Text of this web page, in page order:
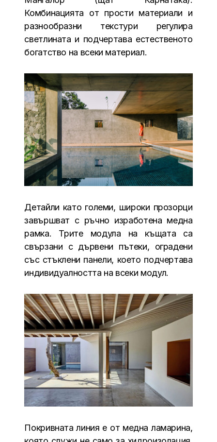
Комбинацията от прости материали и
разнообразни текстури регулира
светлината и подчертава естественото
богатство на всеки материал.
Детайли като големи, широки прозорци
завършват с ръчно изработена медна
рамка. Трите модула на къщата са
свързани с дървени пътеки, оградени
със стъклени панели, което подчертава
индивидуалността на всеки модул.
Покривната линия е от медна ламарина,